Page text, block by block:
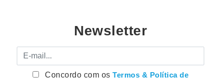
Newsletter
E-mail
Concordo com osTermos & Política de